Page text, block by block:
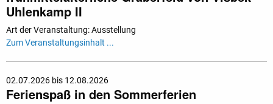
Uhlenkamp II
Art der Veranstaltung: Ausstellung
Zum Veranstaltungsinhalt ...
02.07.2026 bis 12.08.2026
Ferienspaß in den Sommerferien